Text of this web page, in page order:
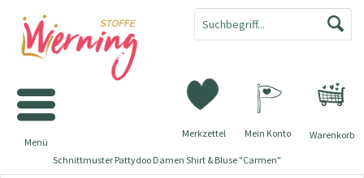
Warenkorb
Merkzettel Mein Konto
Menü
Schnittmuster Pattydoo Damen Shirt & Bluse "Carmen"